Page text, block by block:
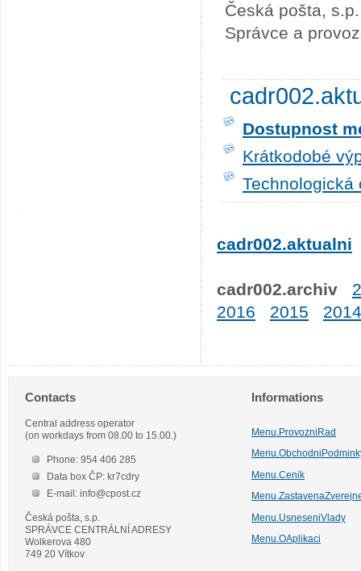
Česká pošta, s.p.
Správce a
Dostupnost
Krátkodobé
Technologická
cadr002.aktualni
cadr002.archiv
2016
2015 2014
Contacts
Central address operator
(on workdays from 08.00 to 15.00.)
Phone: 954 406 285
Data box ČP: kr7cdry
E-mail: info@cpost.cz
Česká pošta, s.p.
SPRÁVCE CENTRÁLNÍ ADRESY
Wolkerova 480
749 20 Vítkov
Informations
Menu.ProvozniRad
Menu.Cenik
Menu.UsneseniVlady
Menu.OAplikaci